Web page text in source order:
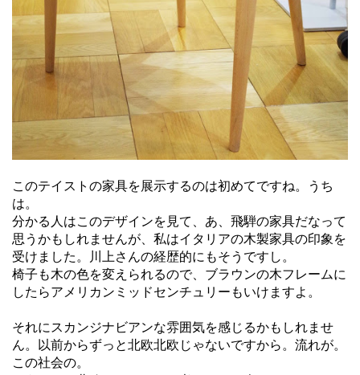
このテイストの家具を展示するのは初めてですね。うち
は。
分かる人はこのデザインを見て、あ、飛騨の家具だなって
思うかもしれませんが、私はイタリアの木製家具の印象を
受けました。川上さんの経歴的にもそうですし。
椅子も木の色を変えられるので、ブラウンの木フレームに
したらアメリカンミッドセンチュリーもいけますよ。
それにスカンジナビアンな雰囲気を感じるかもしれませ
ん。以前からずっと北欧北欧じゃないですから。流れが。
この社会の。